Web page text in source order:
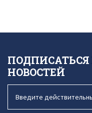
НОВОСТЕЙ